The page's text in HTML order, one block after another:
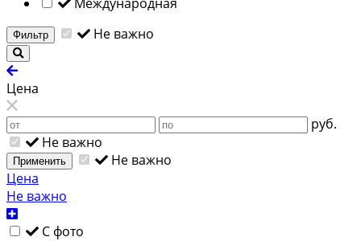
Фильтр Не важно
Цена
руб.
Не важно
Применить
Не важно
Цена
Не важно
С фото